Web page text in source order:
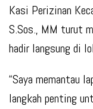
Kasi Perizinan
S.Sos., MM turut
hadir langsung di
“Saya memantau
langkah penting